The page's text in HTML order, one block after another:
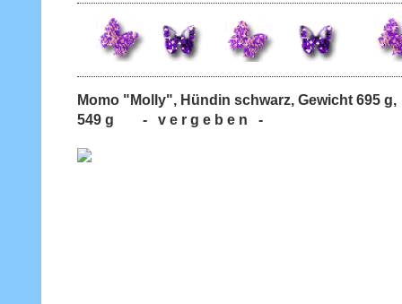
Momo "Molly", Hündin schwarz, Gewicht 695
549 g - v e r g e b e n -